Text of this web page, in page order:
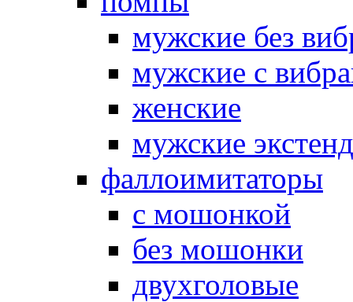
мужские без
мужские с
женские
мужские
фаллоимитаторы
с мошонкой
без мошонки
двухголовые